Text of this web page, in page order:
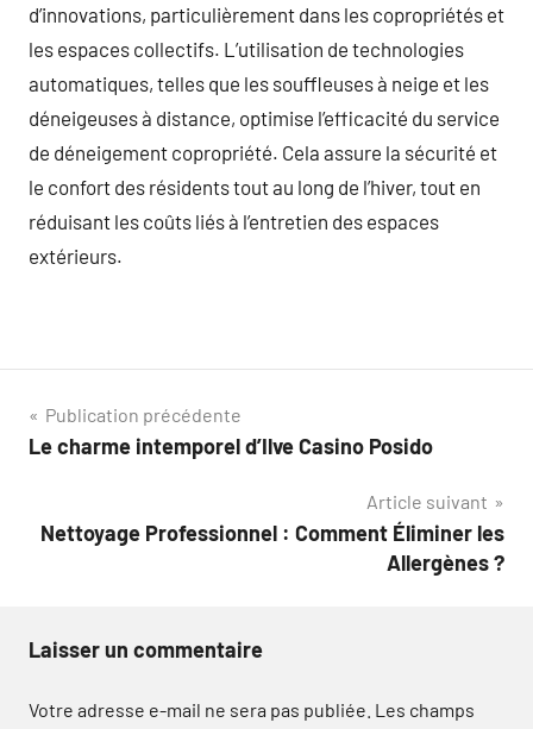
d’innovations, particulièrement dans les copropriétés et
les espaces collectifs. L’utilisation de technologies
automatiques, telles que les souffleuses à neige et les
déneigeuses à distance, optimise l’efficacité du service
de déneigement copropriété. Cela assure la sécurité et
le confort des résidents tout au long de l’hiver, tout en
réduisant les coûts liés à l’entretien des espaces
extérieurs.
Navigation
de
Publication précédente
Le charme intemporel d’Ilve Casino Posido
Article suivant
Nettoyage Professionnel : Comment Éliminer les
Allergènes ?
Laisser un commentaire
Votre adresse e-mail ne sera pas publiée. Les champs